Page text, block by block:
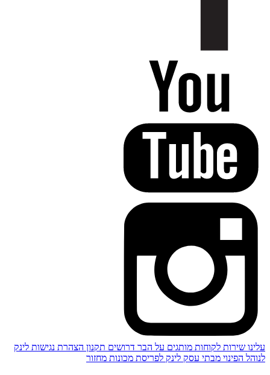
עלינו שירות לקוחות מותגים על הבר דרושים תקנון הצהרת נגישות לינק
לנוהל הפינוי מבתי עסק לינק לפריסת מכונות מחזור